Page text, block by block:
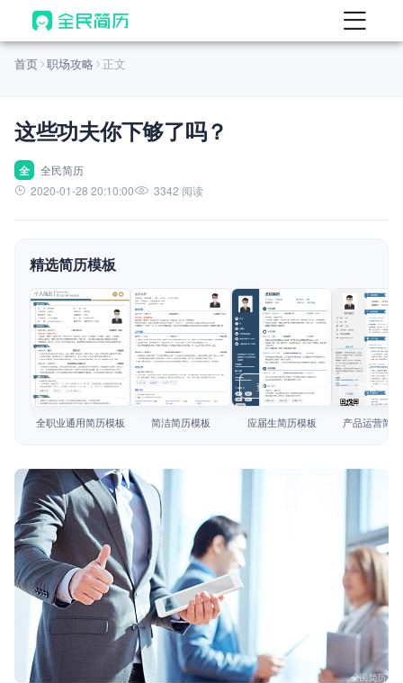
首页
AI 生成简历
AI 优化简历
AI 翻译简历
AI 模拟面试
面试自我介绍
AI 职场工具 New
简历模板
简历教程
首页 职场攻略 正文
这些功夫你下够了吗？
全
全民简历
2020-01-28 20:10:00
3342 阅读
精选简历模板
查看模板
全职业通用简历模板
查看模板
简洁简历模板
查看模板
应届生简历模板
查看模板
产品运营简